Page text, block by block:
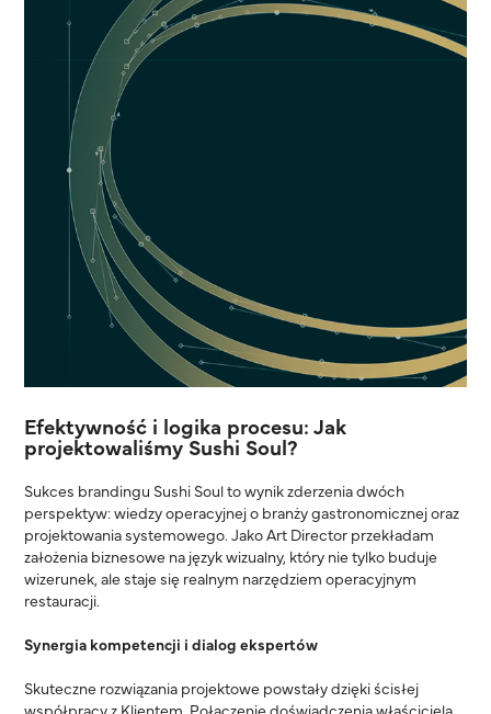
Efektywność i logika procesu: Jak
projektowaliśmy Sushi Soul?
Sukces brandingu Sushi Soul to wynik zderzenia dwóch
perspektyw: wiedzy operacyjnej o branży gastronomicznej oraz
projektowania systemowego. Jako Art Director przekładam
założenia biznesowe na język wizualny, który nie tylko buduje
wizerunek, ale staje się realnym narzędziem operacyjnym
restauracji.
Synergia kompetencji i dialog ekspertów
Skuteczne rozwiązania projektowe powstały dzięki ścisłej